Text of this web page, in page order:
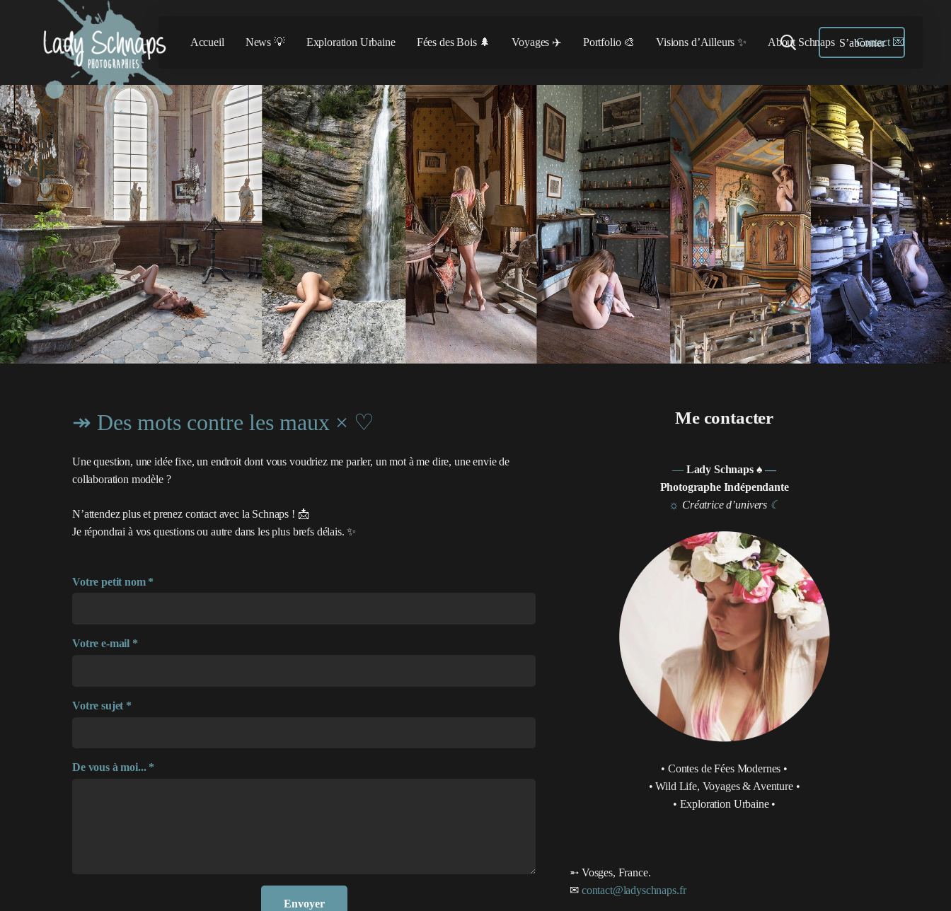
Accueil News 💡 Exploration Urbaine Fées des Bois 🌲 Voyages ✈️ Portfolio 🎨 Visions d’Ailleurs ✨ About Schnaps Contact 💌
S’abonner
↠ Des mots contre les maux × ♡
Une question, une idée fixe, un endroit dont vous voudriez me parler, un mot à me dire, une envie de
collaboration modèle ?
N’attendez plus et prenez contact avec la Schnaps ! 📩
Je répondrai à vos questions ou autre dans les plus brefs délais. ✨
Votre petit nom *
Votre e-mail *
Votre sujet *
De vous à moi... *
Envoyer
Me contacter
— Lady Schnaps ♠ —
Photographe Indépendante
☼ Créatrice d’univers ☾
• Contes de Fées Modernes •
• Wild Life, Voyages & Aventure •
• Exploration Urbaine •
➵ Vosges, France.
✉ contact@ladyschnaps.fr